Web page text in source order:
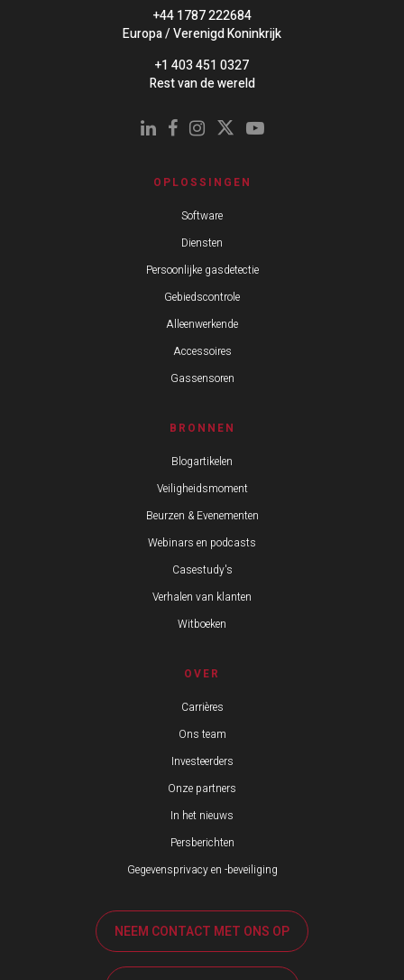
+44 1787 222684
Europa / Verenigd Koninkrijk
+1 403 451 0327
Rest van de wereld
OPLOSSINGEN
Software
Diensten
Persoonlijke gasdetectie
Gebiedscontrole
Alleenwerkende
Accessoires
Gassensoren
BRONNEN
Blogartikelen
Veiligheidsmoment
Beurzen & Evenementen
Webinars en podcasts
Casestudy's
Verhalen van klanten
Witboeken
OVER
Carrières
Ons team
Investeerders
Onze partners
In het nieuws
Persberichten
Gegevensprivacy en -beveiliging
NEEM CONTACT MET ONS OP